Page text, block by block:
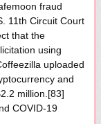
fraud
11th Circuit Court
that the
using
uploaded
and
million.[83]
COVID-19